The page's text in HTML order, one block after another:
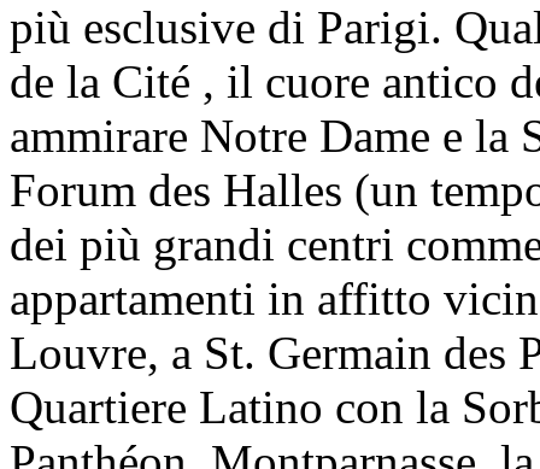
più esclusive di Parigi.
de la Cité , il cuore antico
ammirare Notre Dame e la
Forum des Halles (un
dei più grandi centri
appartamenti in affitto
Louvre, a St. Germain des
Quartiere Latino con la